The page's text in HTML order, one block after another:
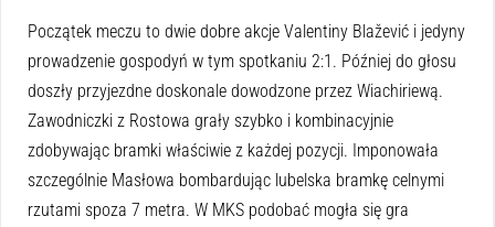
Początek meczu to dwie dobre akcje Valentiny Blažević i jedyny
prowadzenie gospodyń w tym spotkaniu 2:1. Później do głosu
doszły przyjezdne doskonale dowodzone przez Wiachiriewą.
Zawodniczki z Rostowa grały szybko i kombinacyjnie
zdobywając bramki właściwie z każdej pozycji. Imponowała
szczególnie Masłowa bombardując lubelska bramkę celnymi
rzutami spoza 7 metra. W MKS podobać mogła się gra